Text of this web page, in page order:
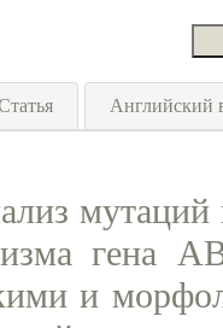
Английский
гена
и